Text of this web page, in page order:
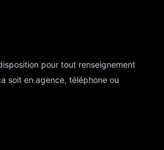
pour tout renseignement
soit en agence, téléphone ou